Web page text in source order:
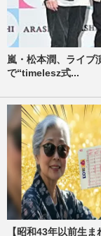
嵐・松本潤、ライブ
で“timelesz式...
【昭和43年以前生ま